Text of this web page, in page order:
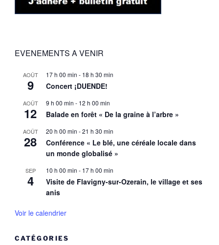
EVENEMENTS A VENIR
AOÛT
9
17 h 00 min - 18 h 30 min
Concert ¡DUENDE!
AOÛT
12
9 h 00 min - 12 h 00 min
Balade en forêt « De la graine à l’arbre »
AOÛT
28
20 h 00 min -21 h 30 min
Conférence « Le blé, une céréale locale dans
un monde globalisé »
SEP
4
10 h 00 min - 17 h 00 min
Visite de Flavigny-sur-Ozerain, le village et ses
anis
Voir le calendrier
CATÉGORIES